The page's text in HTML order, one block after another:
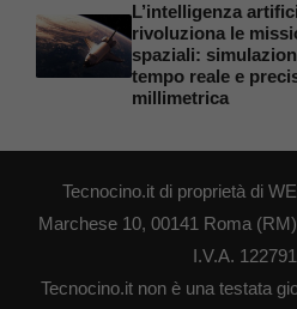
L’intelligenza
rivoluziona le
spaziali:
tempo reale e
millimetrica
Tecnocino.it di proprietà di
Marchese 10, 00141 Roma
I.V.A.
Tecnocino.it non è una testata